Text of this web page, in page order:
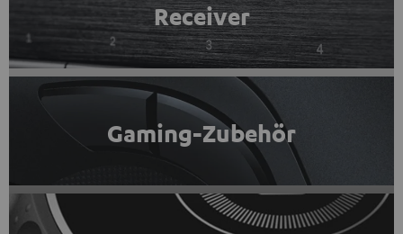
Receiver
Gaming-Zubehör